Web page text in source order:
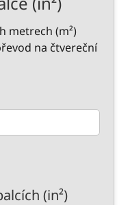
metrech (m²)
na čtvereční
(in²)